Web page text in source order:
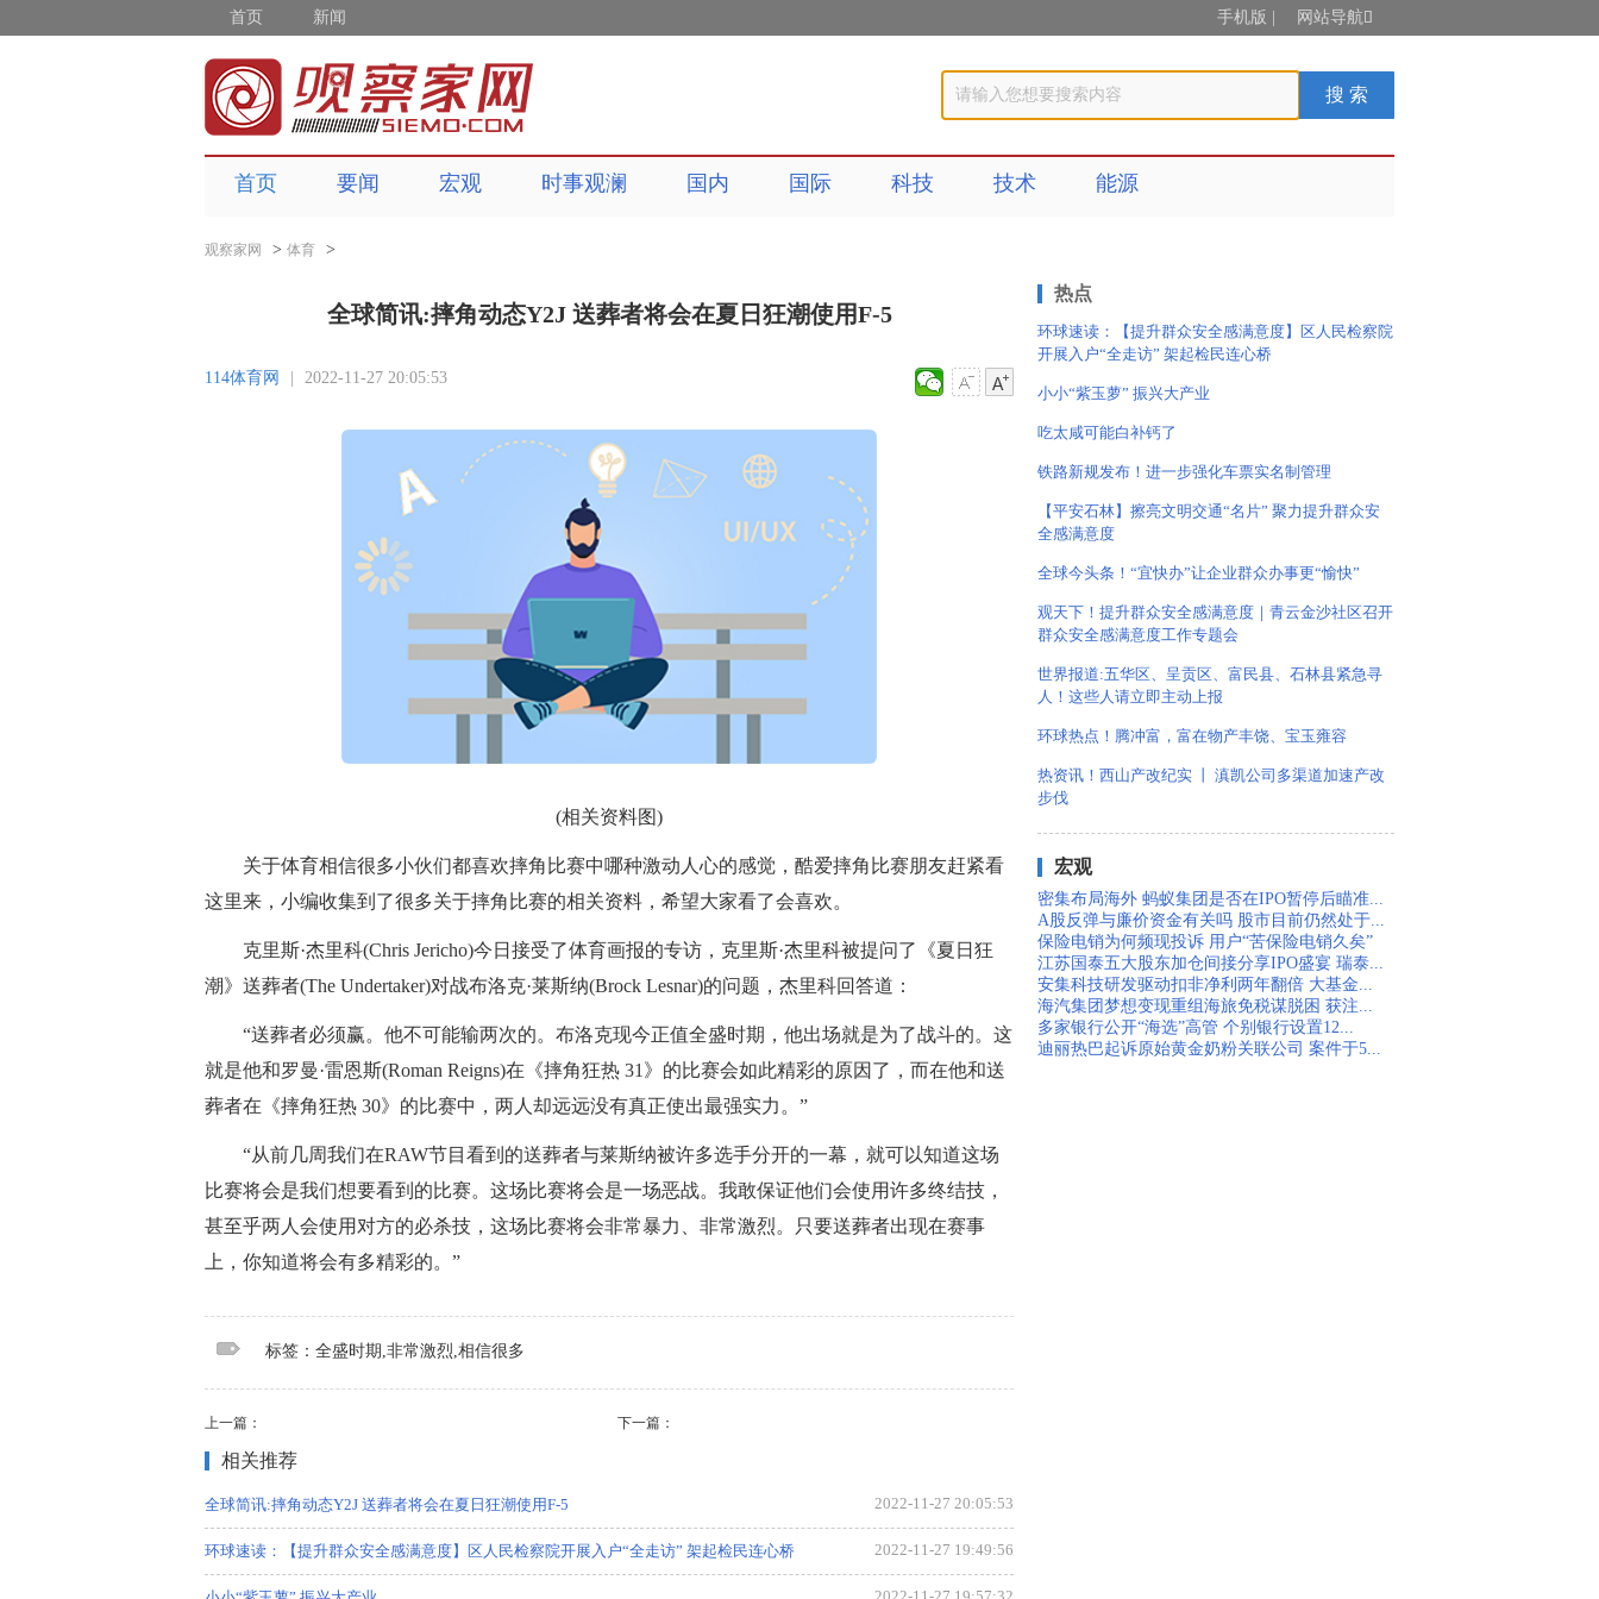
首页 新闻 手机版 网站导航
首页 要闻 宏观 时事观澜 国内 国际 科技 技术 能源
观察家网 > 体育 >
全球简讯:摔角动态Y2J 送葬者将会在夏日狂潮使用F-5
114体育网 2022-11-27 20:05:53
(相关资料图)
关于体育相信很多小伙们都喜欢摔角比赛中哪种激动人心的感觉，酷爱摔角比赛朋友赶紧看
这里来，小编收集到了很多关于摔角比赛的相关资料，希望大家看了会喜欢。
克里斯·杰里科(Chris Jericho)今日接受了体育画报的专访，克里斯·杰里科被提问了《夏日狂
潮》送葬者(The Undertaker)对战布洛克·莱斯纳(Brock Lesnar)的问题，杰里科回答道：
“送葬者必须赢。他不可能输两次的。布洛克现今正值全盛时期，他出场就是为了战斗的。这
就是他和罗曼·雷恩斯(Roman Reigns)在《摔角狂热 31》的比赛会如此精彩的原因了，而在他和送
葬者在《摔角狂热 30》的比赛中，两人却远远没有真正使出最强实力。”
“从前几周我们在RAW节目看到的送葬者与莱斯纳被许多选手分开的一幕，就可以知道这场
比赛将会是我们想要看到的比赛。这场比赛将会是一场恶战。我敢保证他们会使用许多终结技，
甚至乎两人会使用对方的必杀技，这场比赛将会非常暴力、非常激烈。只要送葬者出现在赛事
上，你知道将会有多精彩的。”
标签：全盛时期,非常激烈,相信很多
上一篇： 下一篇：
相关推荐
全球简讯:摔角动态Y2J 送葬者将会在夏日狂潮使用F-5 2022-11-27 20:05:53
环球速读：【提升群众安全感满意度】区人民检察院开展入户“全走访” 架起检民连心桥 2022-11-27 19:49:56
热点
环球速读：【提升群众安全感满意度】区人民检察院
开展入户“全走访” 架起检民连心桥
小小“紫玉萝” 振兴大产业
吃太咸可能白补钙了
铁路新规发布！进一步强化车票实名制管理
【平安石林】擦亮文明交通“名片” 聚力提升群众安
全感满意度
全球今头条！“宜快办”让企业群众办事更“愉快”
观天下！提升群众安全感满意度｜青云金沙社区召开
群众安全感满意度工作专题会
世界报道:五华区、呈贡区、富民县、石林县紧急寻
人！这些人请立即主动上报
环球热点！腾冲富，富在物产丰饶、宝玉雍容
热资讯！西山产改纪实 丨 滇凯公司多渠道加速产改
步伐
宏观
密集布局海外 蚂蚁集团是否在IPO暂停后瞄准...
A股反弹与廉价资金有关吗 股市目前仍然处于...
保险电销为何频现投诉 用户“苦保险电销久矣”
江苏国泰五大股东加仓间接分享IPO盛宴 瑞泰...
安集科技研发驱动扣非净利两年翻倍 大基金...
海汽集团梦想变现重组海旅免税谋脱困 获注...
多家银行公开“海选”高管 个别银行设置12...
迪丽热巴起诉原始黄金奶粉关联公司 案件于5...